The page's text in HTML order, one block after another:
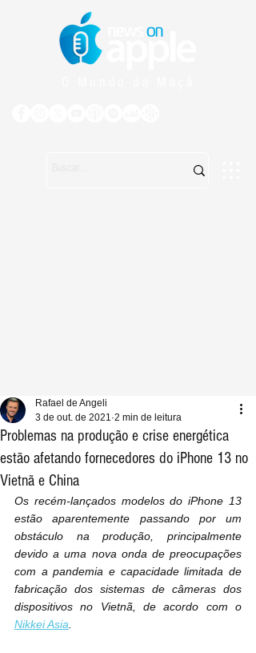
Problemas na produção e crise energética
estão afetando fornecedores do iPhone 13 no
Vietnã e China
Rafael de Angeli
3 de out. de 2021 2 min de leitura
Os recém-lançados modelos do iPhone 13
estão aparentemente passando por um
obstáculo na produção, principalmente
devido a uma nova onda de preocupações
com a pandemia e capacidade limitada de
fabricação dos sistemas de câmeras dos
Nikkei Asia